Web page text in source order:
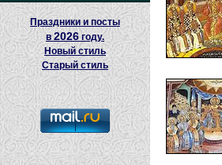
Праздники и посты
в2026 году.
Новый стиль
Старый стиль